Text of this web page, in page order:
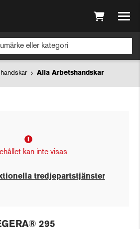
Alla Arbetshandskar
kan inte visas
tredjepartstjänster
295